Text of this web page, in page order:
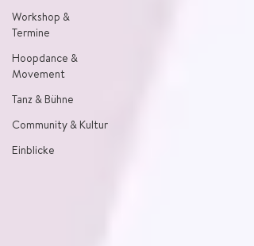
Workshop &
Termine
Hoopdance &
Movement
Tanz & Bühne
Community & Kultur
Einblicke